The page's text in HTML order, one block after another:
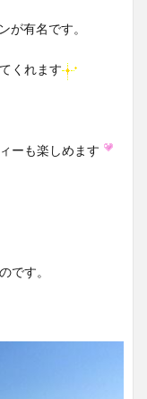
が有名です。
くれます
ーも楽しめます
です。